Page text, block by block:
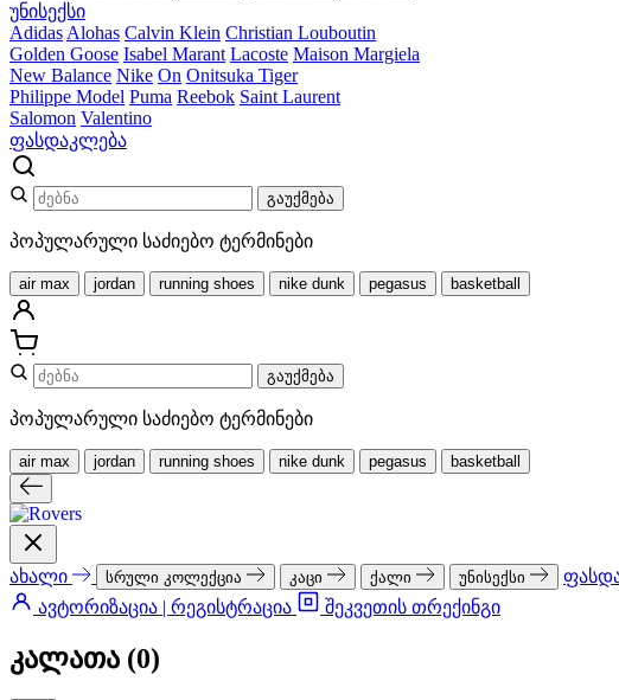
უნისექსი
Adidas Alohas Calvin Klein Christian Louboutin
Golden Goose Isabel Marant Lacoste Maison Margiela
New Balance Nike On Onitsuka Tiger
Philippe Model Puma Reebok Saint Laurent
Salomon Valentino
ფასდაკლება
გაუქმება
პოპულარული საძიებო ტერმინები
air max jordan running shoes nike dunk pegasus basketball
გაუქმება
პოპულარული საძიებო ტერმინები
air max jordan running shoes nike dunk pegasus basketball
ახალი სრული კოლექცია კაცი ქალი უნისექსი
ავტორიზაცია | რეგისტრაცია
შეკვეთის თრექინგი
კალათა (0)